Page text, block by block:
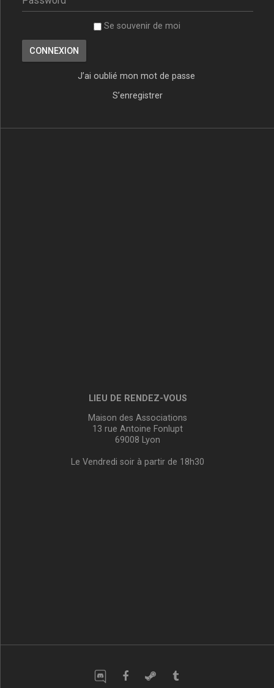
Se souvenir de moi
J’ai oublié mon mot de passe
S’enregistrer
LIEU DE RENDEZ-VOUS
Maison des Associations
13 rue Antoine Fonlupt
69008 Lyon
Le Vendredi soir à partir de 18h30